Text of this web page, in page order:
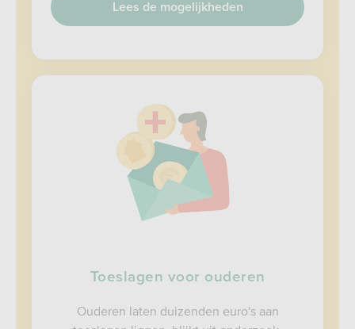
Lees de mogelijkheden
Toeslagen voor ouderen
Ouderen laten duizenden euro's aan